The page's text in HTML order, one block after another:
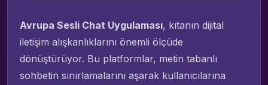
Avrupa Sesli Chat Uygulaması, kıtanın dijital
iletişim alışkanlıklarını önemli ölçüde
dönüştürüyor. Bu platformlar, metin tabanlı
sohbetin sınırlamalarını aşarak kullanıcılarına